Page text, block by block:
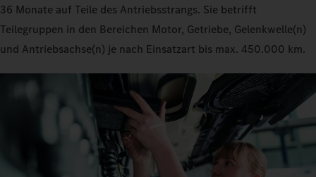
36 Monate auf Teile des Antriebsstrangs. Sie betrifft
Teilegruppen in den Bereichen Motor, Getriebe, Gelenkwelle(n)
und Antriebsachse(n) je nach Einsatzart bis max. 450.000 km.